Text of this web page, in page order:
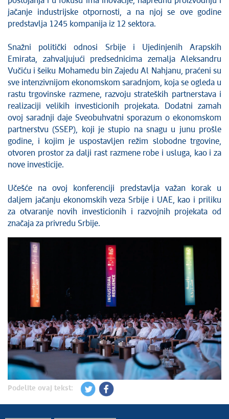
jačanje industrijske otpornosti, a na njoj se ove godine
predstavlja 1245 kompanija iz 12 sektora.
Snažni politički odnosi Srbije i Ujedinjenih Arapskih
Emirata, zahvaljujući predsednicima zemalja Aleksandru
Vučiću i šeiku Mohamedu bin Zajedu Al Nahjanu, praćeni su
sve intenzivnijom ekonomskom saradnjom, koja se ogleda u
rastu trgovinske razmene, razvoju strateških partnerstava i
realizaciji velikih investicionih projekata. Dodatni zamah
ovoj saradnji daje Sveobuhvatni sporazum o ekonomskom
partnerstvu (SSEP), koji je stupio na snagu u junu prošle
godine, i kojim je uspostavljen režim slobodne trgovine,
otvoren prostor za dalji rast razmene robe i usluga, kao i za
nove investicije.
Učešće na ovoj konferenciji predstavlja važan korak u
daljem jačanju ekonomskih veza Srbije i UAE, kao i priliku
za otvaranje novih investicionih i razvojnih projekata od
značaja za privredu Srbije.
Podelite ovaj tekst: